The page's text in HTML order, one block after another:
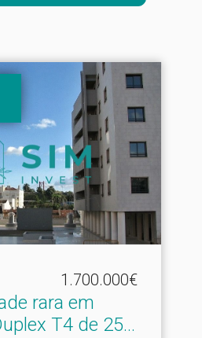
1.700.000€
rara em
T4 de 25.​..